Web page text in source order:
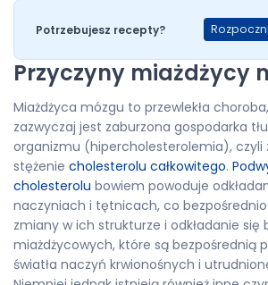
Potrzebujesz recepty?
Przyczyny miażdżycy
Miażdżyca mózgu to przewlekła
zazwyczaj jest zaburzona gospodarka
organizmu (hipercholesterolemia), czyli
stężenie cholesterolu całkowitego.
cholesterolu bowiem powoduje
naczyniach i tętnicach, co
zmiany w ich strukturze i odkładanie się
miażdżycowych, które są bezpośrednią
światła naczyń krwionośnych i